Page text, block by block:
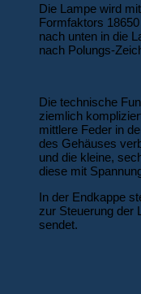
Die Lampe wird
Formfaktors
nach unten in die
nach Polungs-
Die technische
ziemlich
mittlere Feder in
des Gehäuses
und die kleine,
diese mit
In der Endkappe
zur Steuerung der
sendet.